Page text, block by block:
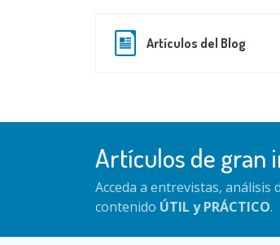
Artículos del Blog
Artículos de gran
Acceda a entrevistas,
contenido ÚTIL y PRÁCTICO.